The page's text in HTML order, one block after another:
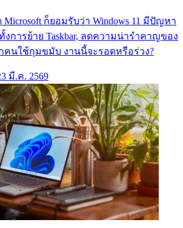
ก็ยอมรับว่า Windows 11 มีปัญหา
งการย้าย Taskbar, ลดความน่ารำคาญของ
คนใช้กุมขมับ งานนี้จะรอดหรือร่วง?
มี.ค. 2569